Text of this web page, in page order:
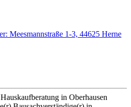
Hauskaufberatung in Oberhausen